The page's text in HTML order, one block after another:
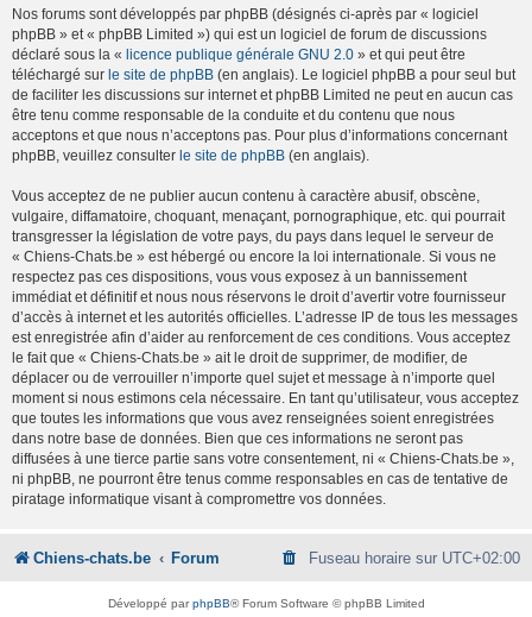
Nos forums sont développés par phpBB (désignés ci-après par « logiciel
phpBB » et « phpBB Limited ») qui est un logiciel de forum de discussions
déclaré sous la « licence publique générale GNU 2.0 » et qui peut être
téléchargé sur le site de phpBB (en anglais). Le logiciel phpBB a pour seul but
de faciliter les discussions sur internet et phpBB Limited ne peut en aucun cas
être tenu comme responsable de la conduite et du contenu que nous
acceptons et que nous n’acceptons pas. Pour plus d’informations concernant
phpBB, veuillez consulter le site de phpBB (en anglais).
Vous acceptez de ne publier aucun contenu à caractère abusif, obscène,
vulgaire, diffamatoire, choquant, menaçant, pornographique, etc. qui pourrait
transgresser la législation de votre pays, du pays dans lequel le serveur de
« Chiens-Chats.be » est hébergé ou encore la loi internationale. Si vous ne
respectez pas ces dispositions, vous vous exposez à un bannissement
immédiat et définitif et nous nous réservons le droit d’avertir votre fournisseur
d’accès à internet et les autorités officielles. L’adresse IP de tous les messages
est enregistrée afin d’aider au renforcement de ces conditions. Vous acceptez
le fait que « Chiens-Chats.be » ait le droit de supprimer, de modifier, de
déplacer ou de verrouiller n’importe quel sujet et message à n’importe quel
moment si nous estimons cela nécessaire. En tant qu’utilisateur, vous acceptez
que toutes les informations que vous avez renseignées soient enregistrées
dans notre base de données. Bien que ces informations ne seront pas
diffusées à une tierce partie sans votre consentement, ni « Chiens-Chats.be »,
ni phpBB, ne pourront être tenus comme responsables en cas de tentative de
piratage informatique visant à compromettre vos données.
Chiens-chats.be Forum Fuseau horaire sur UTC+02:00
Développé parphpBB® Forum Software © phpBB Limited